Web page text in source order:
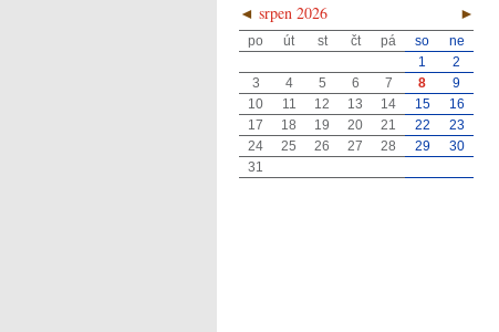
◄ ►
srpen 2026
po út st čt pá so
ne
1
2
3
4 5 6 7 8
9
10
11 12 13 14 15
16
17
18 19 20 21 22
23
24
25 26 27 28 29
30
31